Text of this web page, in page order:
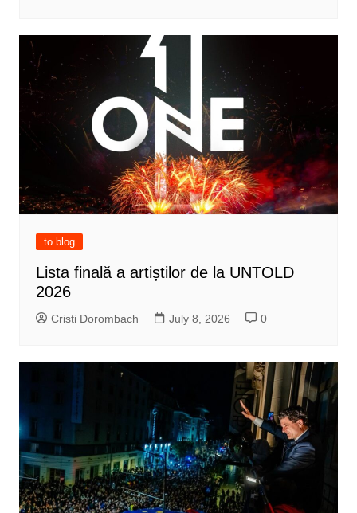
to blog
Lista finală a artiștilor de la UNTOLD
2026
Cristi Dorombach July 8, 2026 0